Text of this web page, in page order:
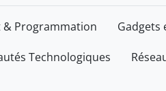
& Programmation Gadgets
Technologiques